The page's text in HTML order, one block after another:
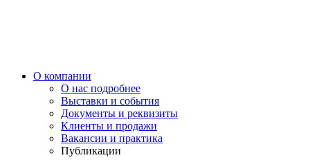
О компании
О нас подробнее
Выставки и события
Документы и реквизиты
Клиенты и продажи
Вакансии и практика
Публикации